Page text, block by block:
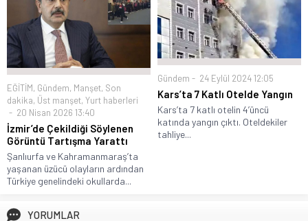
EĞİTİM, Gündem, Manşet, Son
dakika, Üst manşet, Yurt haberleri
20 Nisan 2026 13:40
İzmir’de Çekildiği Söylenen
Görüntü Tartışma Yarattı
Şanlıurfa ve Kahramanmaraş’ta
yaşanan üzücü olayların ardından
Türkiye genelindeki okullarda...
Gündem 24 Eylül 2024 12:05
Kars’ta 7 Katlı Otelde Yangın
Kars’ta 7 katlı otelin 4’üncü
katında yangın çıktı. Oteldekiler
tahliye...
YORUMLAR